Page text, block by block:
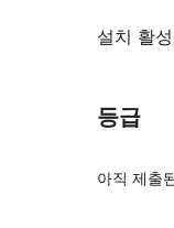
설치 활
등급
아직 제출